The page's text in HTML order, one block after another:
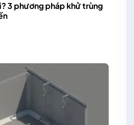
3 phương pháp khử trùng